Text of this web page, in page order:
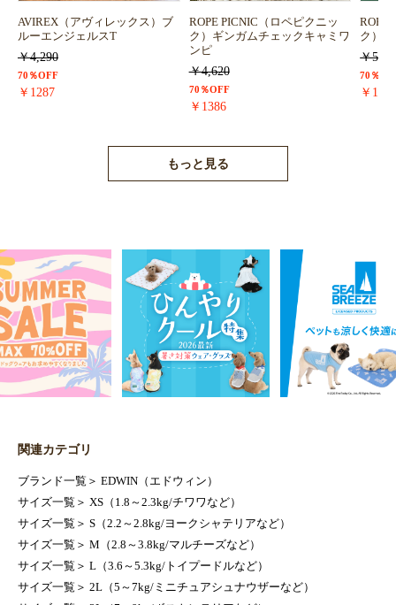
AVIREX（アヴィレックス）ブ
ルーエンジェルスT
￥4,290
70％OFF
￥1287
ROPE PICNIC（ロペピクニッ
ク）ギンガムチェックキャミワ
ンピ
￥4,620
70％OFF
￥1386
ROPE
ク）
￥
70％
￥
もっと見る
関連カテゴリ
ブランド一覧 ＞ EDWIN（エドウィン）
サイズ一覧 ＞ XS（1.8～2.3kg/チワワなど）
サイズ一覧 ＞ S（2.2～2.8kg/ヨークシャテリアなど）
サイズ一覧 ＞ M（2.8～3.8kg/マルチーズなど）
サイズ一覧 ＞ L（3.6～5.3kg/トイプードルなど）
サイズ一覧 ＞ 2L（5～7kg/ミニチュアシュナウザーなど）